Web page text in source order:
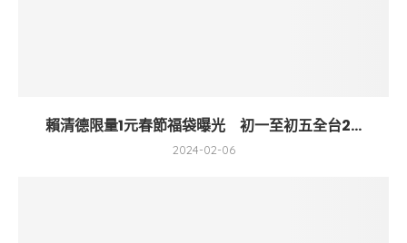
賴清德限量1元春節福袋曝光 初一至初五全台2...
2024-02-06